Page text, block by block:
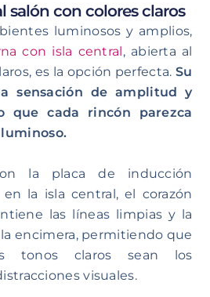
salón con colores claros
luminosos y amplios,
con isla central, abierta al
es la opción perfecta. Su
sensación de amplitud y
que cada rincón parezca
la placa de inducción
la isla central, el corazón
las líneas limpias y la
encimera, permitiendo que
tonos claros sean los
visuales.